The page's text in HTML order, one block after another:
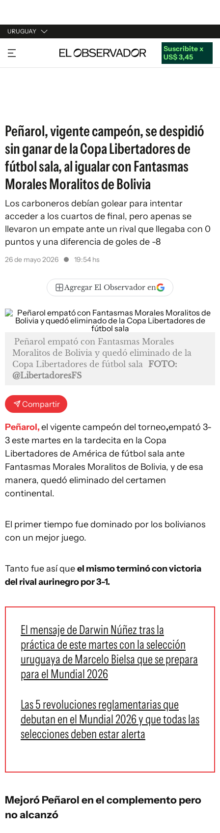
URUGUAY
URUGUAY
ARGENTINA
Suscribite x
US$ 3,45
Peñarol, vigente campeón, se despidió
sin ganar de la Copa Libertadores de
fútbol sala, al igualar con Fantasmas
Morales Moralitos de Bolivia
Los carboneros debían golear para intentar
acceder a los cuartos de final, pero apenas se
llevaron un empate ante un rival que llegaba con 0
puntos y una diferencia de goles de -8
26 de mayo 2026 19:54 hs
Agregar El Observador en
Peñarol empató con Fantasmas Morales
Moralitos de Bolivia y quedó eliminado de la
Copa Libertadores de fútbol sala FOTO:
@LibertadoresFS
Compartir
Peñarol,el vigente campeón del torneo,empató 3-
3 este martes en la tardecita en la Copa
Libertadores de América de fútbol sala ante
Fantasmas Morales Moralitos de Bolivia, y de esa
manera, quedó eliminado del certamen
continental.
El primer tiempo fue dominado por los bolivianos
con un mejor juego.
Tanto fue así queel mismo terminó con victoria
del rival aurinegro por 3-1.
El mensaje de Darwin Núñez tras la
práctica de este martes con la selección
uruguaya de Marcelo Bielsa que se prepara
para el Mundial 2026
Las 5 revoluciones reglamentarias que
debutan en el Mundial 2026 y que todas las
selecciones deben estar alerta
Mejoró Peñarol en el complemento pero
no alcanzó